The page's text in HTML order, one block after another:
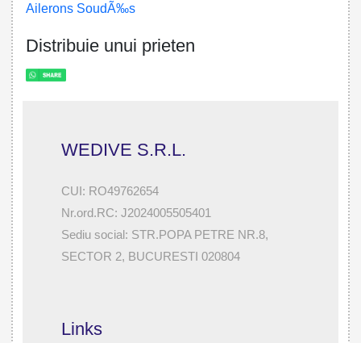
Ailerons SoudÃ‰s
Distribuie unui prieten
WEDIVE S.R.L.
CUI: RO49762654
Nr.ord.RC: J2024005505401
Sediu social: STR.POPA PETRE NR.8,
SECTOR 2, BUCURESTI 020804
Links